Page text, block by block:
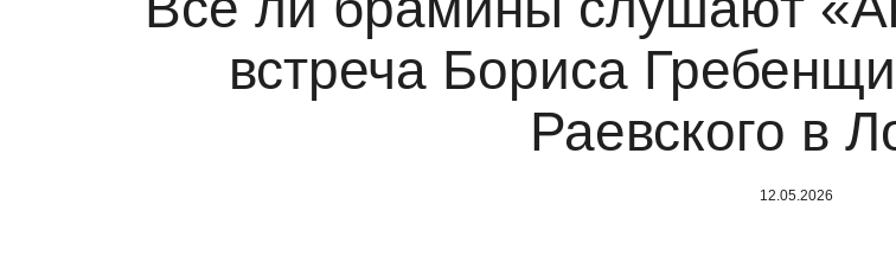
встреча Бориса
Раевского в
12.05.2026